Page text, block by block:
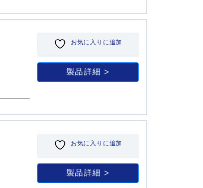
お気に入りに追加
製品詳細
お気に入りに追加
製品詳細